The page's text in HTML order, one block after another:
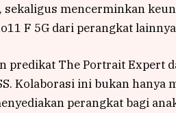
sekaligus mencerminkan
F 5G dari perangkat
predikat The Portrait Expert
Kolaborasi ini bukan hanya
perangkat bagi